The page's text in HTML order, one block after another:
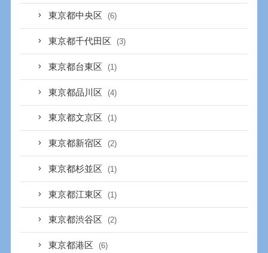
東京都中央区 (6)
東京都千代田区 (3)
東京都台東区 (1)
東京都品川区 (4)
東京都文京区 (1)
東京都新宿区 (2)
東京都杉並区 (1)
東京都江東区 (1)
東京都渋谷区 (2)
東京都港区 (6)